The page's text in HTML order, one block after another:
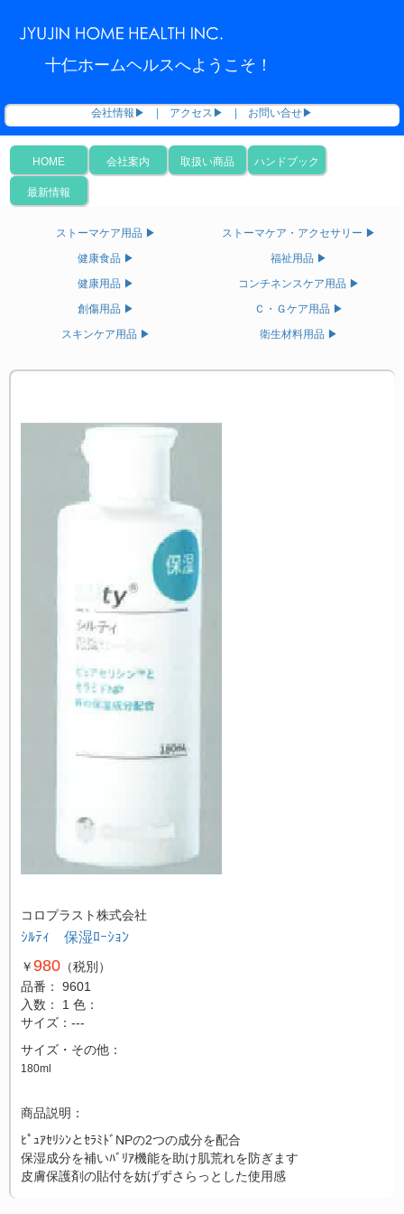
十仁ホームヘルスへようこそ！
会社情報▶ アクセス▶ お問い合せ▶
HOME 会社案内 取扱い商品 ハンドブック
最新情報
ストーマケア用品 ▶
ストーマケア・アクセサリー ▶
健康食品 ▶
福祉用品 ▶
健康用品 ▶
コンチネンスケア用品 ▶
創傷用品 ▶
Ｃ・Ｇケア用品 ▶
スキンケア用品 ▶
衛生材料用品 ▶
コロプラスト株式会社
ｼﾙﾃｨ 保湿ﾛｰｼｮﾝ
￥980 （税別）
品番： 9601
入数： 1 色：
サイズ：---
サイズ・その他：
180ml
商品説明：
ﾋﾟｭｱｾﾘｼﾝとｾﾗﾐﾄﾞNPの2つの成分を配合
保湿成分を補いﾊﾞﾘｱ機能を助け肌荒れを防ぎます
皮膚保護剤の貼付を妨げずさらっとした使用感